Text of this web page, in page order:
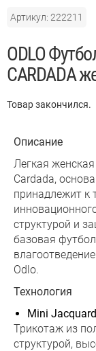
Артикул: 222211
ODLO
CARDADA
Товар закончился.
Описание
Легкая
Cardada,
принадлежит к
структурой и
базовая
Odlo.
Технология
Mini Jacquard
Трикотаж из
структурой,